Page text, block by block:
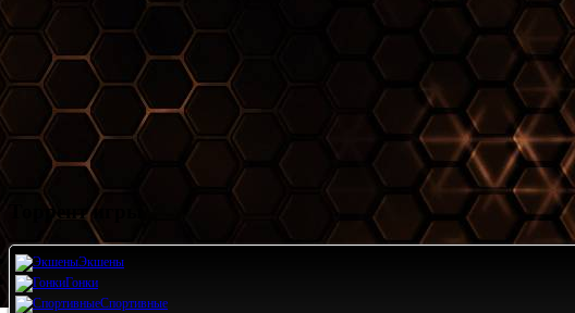
Торрент игры
Экшены
Гонки
Спортивные